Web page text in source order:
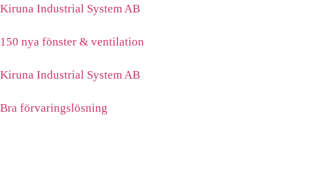
Kiruna Industrial System AB
150 nya fönster & ventilation
Kiruna Industrial System AB
Bra förvaringslösning